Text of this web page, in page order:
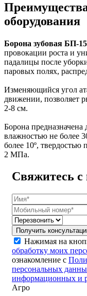
оборудования
Борона зубовая БП-15
провокации роста и
падалицы после
паровых полях,
Изменяющийся угол
движении, позволяет
2-8 см.
Борона предназначена
влажностью не более
более 10º, твердостью
2 МПа.
Свяжитесь с
Получить
Нажимая на
обработку моих
ознакомление с
персональных
информационных и
Агро